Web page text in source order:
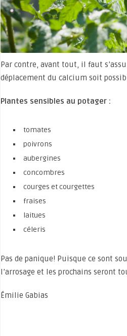
Par contre, avant tout, il faut
déplacement du calcium soit
Plantes sensibles au potager :
tomates
poivrons
aubergines
concombres
courges et courgettes
fraises
laitues
céleris
Pas de panique! Puisque ce sont
l’arrosage et les prochains seront
Émilie Gabias